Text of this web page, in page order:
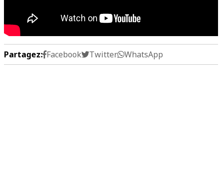
Partagez: Facebook Twitter WhatsApp